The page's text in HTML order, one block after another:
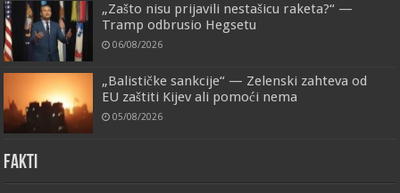
„Zašto nisu prijavili nestašicu raketa?“ —
Tramp odbrusio Hegsetu
06/08/2026
„Balističke sankcije“ — Zelenski zahteva od
EU zaštiti Kijev ali pomoći nema
05/08/2026
FAKTI